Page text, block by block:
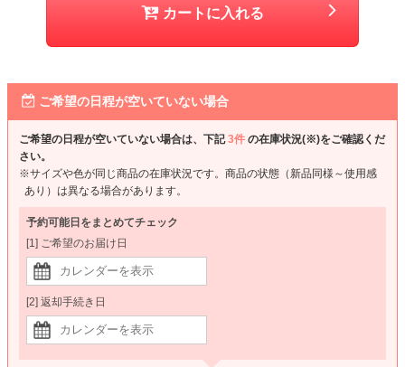
カートに入れる
ご希望の日程が空いていない場合
ご希望の日程が空いていない場合は、下記3件 の在庫状況(※)をご確認くだ
さい。
※サイズや色が同じ商品の在庫状況です。商品の状態（新品同様～使用感
あり）は異なる場合があります。
予約可能日をまとめてチェック
[1] ご希望のお届け日
[2] 返却手続き日